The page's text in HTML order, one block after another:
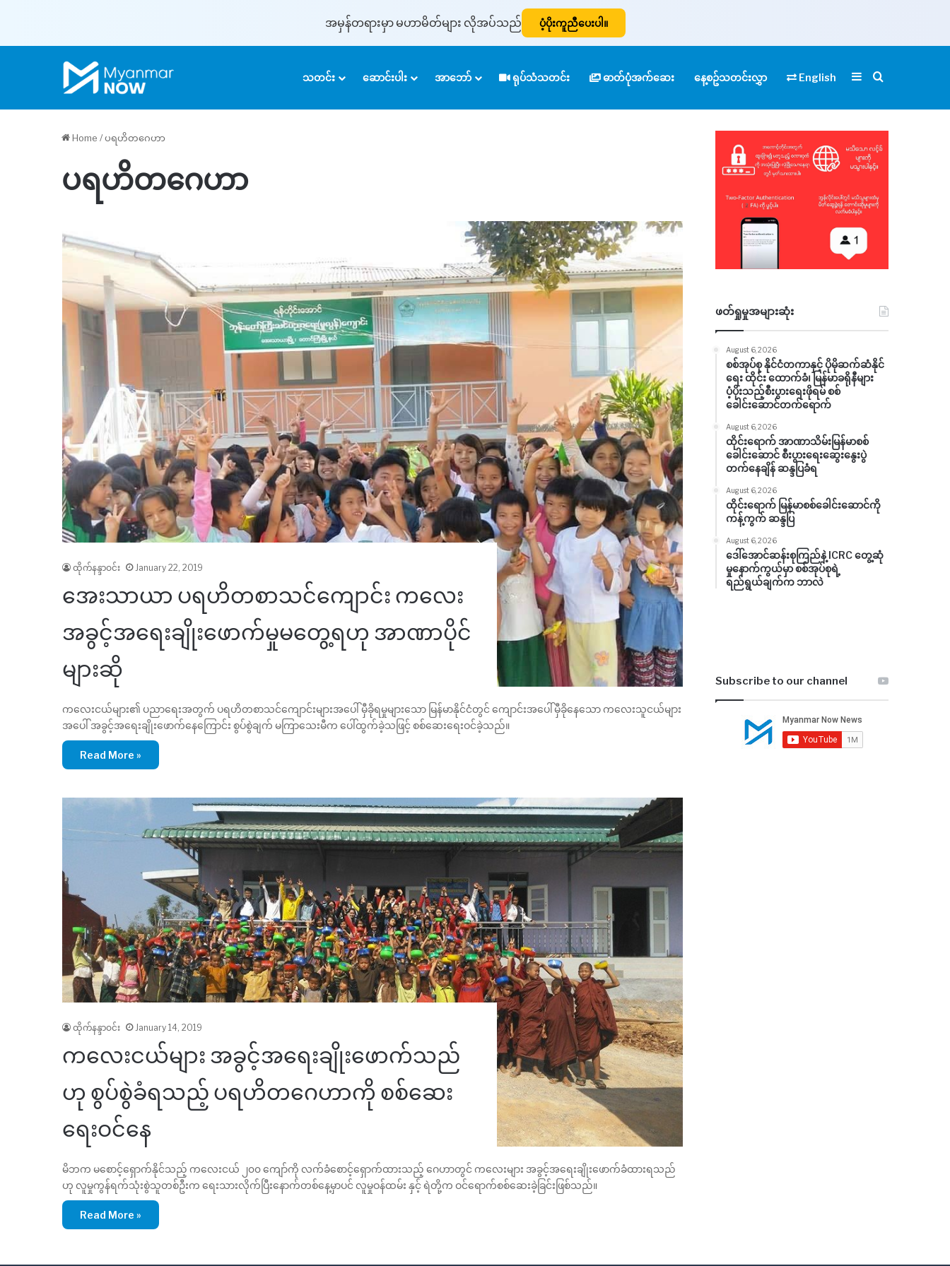
အမှန်တရားမှာ မဟာမိတ်များ လိုအပ်သည် ပံ့ပိုးကူညီပေးပါ။
သတင်း ဆောင်းပါး အာဘော် ရုပ်သံသတင်း ဓာတ်ပုံအက်ဆေး နေ့စဥ်သတင်းလွှာ English SidebarSearch for
Home /ပရဟိတဂေဟာ
ပရဟိတဂေဟာ
ထိုက်နန္ဒာဝင်း January 22, 2019
အေးသာယာ ပရဟိတစာသင်ကျောင်း ကလေး
အခွင့်အရေးချိုးဖောက်မှုမတွေ့ရဟု အာဏာပိုင်
များဆို
ကလေးငယ်များ၏ ပညာရေးအတွက် ပရဟိတစာသင်ကျောင်းများအပေါ် မှီခိုရမှုများသော မြန်မာနိုင်ငံတွင် ကျောင်းအပေါ်မှီခိုနေသော ကလေးသူငယ်များ
အပေါ် အခွင့်အရေးချိုးဖောက်နေကြောင်း စွပ်စွဲချက် မကြာသေးမီက ပေါ်ထွက်ခဲ့သဖြင့် စစ်ဆေးရေးဝင်ခဲ့သည်။
Read More »
ထိုက်နန္ဒာဝင်း January 14, 2019
ကလေးငယ်များ အခွင့်အရေးချိုးဖောက်သည်
ဟု စွပ်စွဲခံရသည့် ပရဟိတဂေဟာကို စစ်ဆေး
ရေးဝင်နေ
မိဘက မစောင့်ရှောက်နိုင်သည့် ကလေးငယ် ၂၀၀ ကျော်ကို လက်ခံစောင့်ရှောက်ထားသည့် ဂေဟာတွင် ကလေးများ အခွင့်အရေးချိုးဖောက်ခံထားရသည်
ဟု လူမှုကွန်ရက်သုံးစွဲသူတစ်ဦးက ရေးသားလိုက်ပြီးနောက်တစ်နေ့မှာပင် လူမှုဝန်ထမ်း နှင့် ရဲတို့က ဝင်ရောက်စစ်ဆေးခဲ့ခြင်းဖြစ်သည်။
Read More »
ဖတ်ရှုမှုအများဆုံး
August 6, 2026
စစ်အုပ်စု နိုင်ငံတကာနှင့် ပိုမိုဆက်ဆံနိုင်
ရေး ထိုင်း ထောက်ခံ၊ မြန်မာခရိုနီများ
ပံ့ပိုးသည့်စီးပွားရေးဖိုရမ် စစ်
ခေါင်းဆောင်တက်ရောက်
August 6, 2026
ထိုင်းရောက် အာဏာသိမ်းမြန်မာစစ်
ခေါင်းဆောင် စီးပွားရေးဆွေးနွေးပွဲ
တက်နေချိန် ဆန္ဒပြခံရ
August 6, 2026
ထိုင်းရောက် မြန်မာစစ်ခေါင်းဆောင်ကို
ကန့်ကွက် ဆန္ဒပြ
August 6, 2026
ဒေါ်အောင်ဆန်းစုကြည်နဲ့ ICRC တွေ့ဆုံ
မှုနောက်ကွယ်မှာ စစ်အုပ်စုရဲ့
ရည်ရွယ်ချက်က ဘာလဲ
Subscribe to our channel